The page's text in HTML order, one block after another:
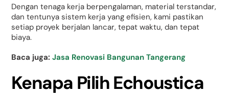
Dengan tenaga kerja berpengalaman, material terstandar,
dan tentunya sistem kerja yang efisien, kami pastikan
setiap proyek berjalan lancar, tepat waktu, dan tepat
biaya.
Baca juga:Jasa Renovasi Bangunan Tangerang
Kenapa Pilih Echoustica